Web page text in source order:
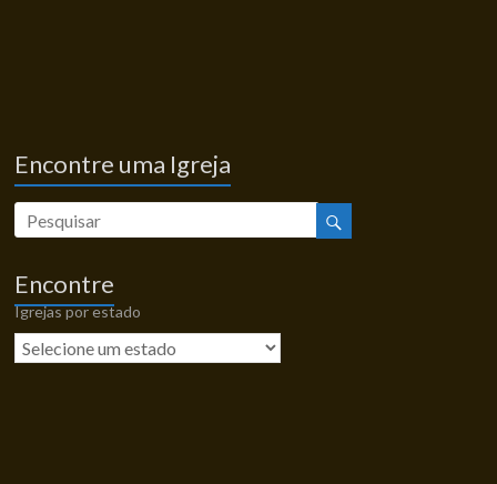
Encontre uma Igreja
Encontre
Igrejas por estado